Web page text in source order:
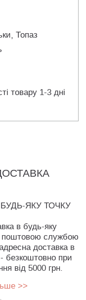
Топаз
товару 1-3 дні
ЯКУ ТОЧКУ
в будь-яку
поштовою службою
доставка в
безкоштовно при
від 5000 грн.
>>